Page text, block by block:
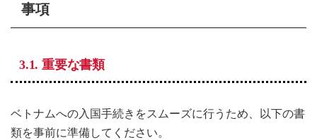
事項
3.1. 重要な書類
ベトナムへの入国手続きをスムーズに行うため、以下の書
類を事前に準備してください。